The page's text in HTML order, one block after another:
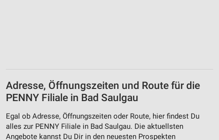
Adresse, Öffnungszeiten und Route für die
PENNY Filiale in Bad Saulgau
Egal ob Adresse, Öffnungszeiten oder Route, hier findest Du
alles zur PENNY Filiale in Bad Saulgau. Die aktuellsten
Angebote kannst Du Dir in den neuesten Prospekten